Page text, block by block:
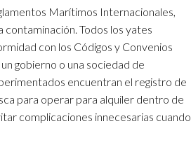
Marítimos Internacionales,
Todos los yates
con los Códigos y Convenios
gobierno o una sociedad de
encuentran el registro de
para operar para alquiler dentro de
complicaciones innecesarias cuando